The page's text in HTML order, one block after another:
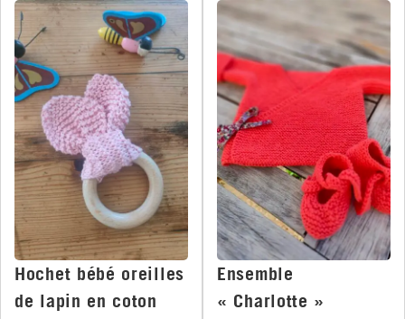
Hochet bébé oreilles
de lapin en coton
Ensemble
« Charlotte »